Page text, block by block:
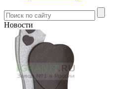
Новости